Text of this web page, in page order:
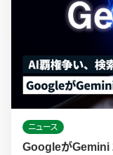
ニュース
GoogleがGemini